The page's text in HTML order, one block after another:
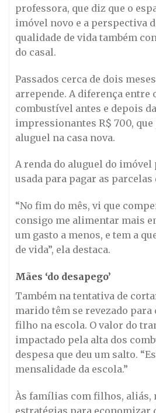
professora, que diz que o
imóvel novo e a perspectiva
qualidade de vida também
do casal.
Passados cerca de dois
arrepende. A diferença entre
combustível antes e depois
impressionantes R$ 700, que
aluguel na casa nova.
A renda do aluguel do
usada para pagar as
“No fim do mês, vi que
consigo me alimentar mais
um gasto a menos, e tem a
de vida”, ela destaca.
Mães ‘do desapego’
Também na tentativa de
marido têm se revezado para
filho na escola. O valor do
impactado pela alta dos
despesa que deu um salto.
mensalidade da escola.”
Às famílias com filhos, aliás,
estratégias para economizar